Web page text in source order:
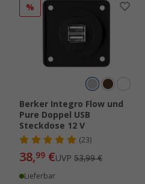
%
Berker Integro Flow und
Pure Doppel USB
Steckdose 12 V
(23)
38,99 €UVP 53,99 €
Lieferbar